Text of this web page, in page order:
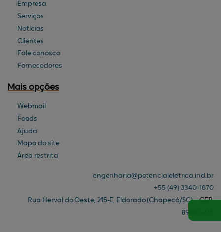
Empresa
Serviços
Notícias
Clientes
Fale conosco
Fornecedores
Mais opções
Webmail
Feeds
Ajuda
Mapa do site
Área restrita
engenharia@potencialeletrica.ind.br
+55 (49) 3340-1870
Rua Herval do Oeste, 215-E, Eldorado (Chapecó/SC) • CEP:
89810